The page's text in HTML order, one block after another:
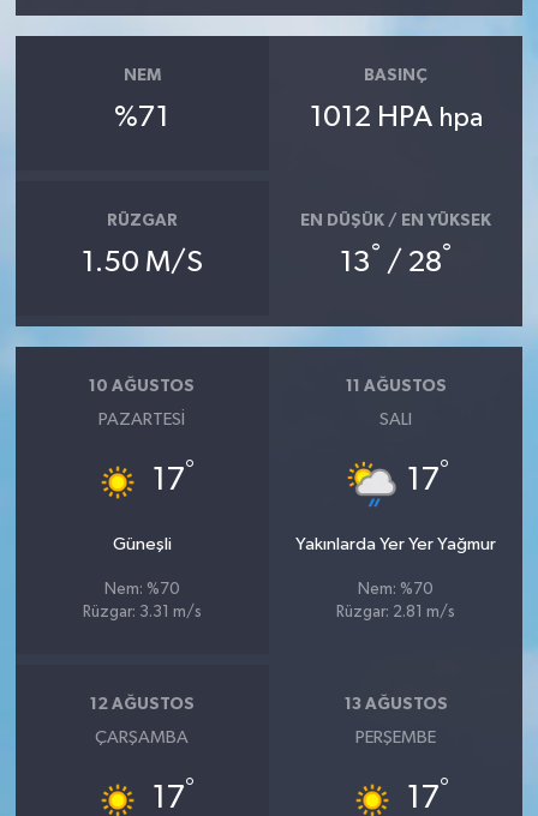
NEM
%71
BASINÇ
1012 HPA hpa
RÜZGAR
1.50 M/S
EN DÜŞÜK / EN YÜKSEK
13° / 28°
10 AĞUSTOS
PAZARTESI
17°
Güneşli
Nem: %70
Rüzgar: 3.31 m/s
11 AĞUSTOS
SALI
17°
Yakınlarda Yer Yer Yağmur
Nem: %70
Rüzgar: 2.81 m/s
12 AĞUSTOS
ÇARŞAMBA
17°
13 AĞUSTOS
PERŞEMBE
17°